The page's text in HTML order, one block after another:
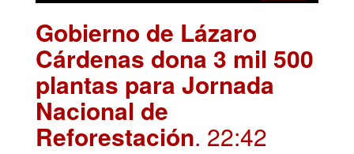
Gobierno de Lázaro
Cárdenas dona 3 mil 500
plantas para Jornada
Nacional de
Reforestación. 22:42